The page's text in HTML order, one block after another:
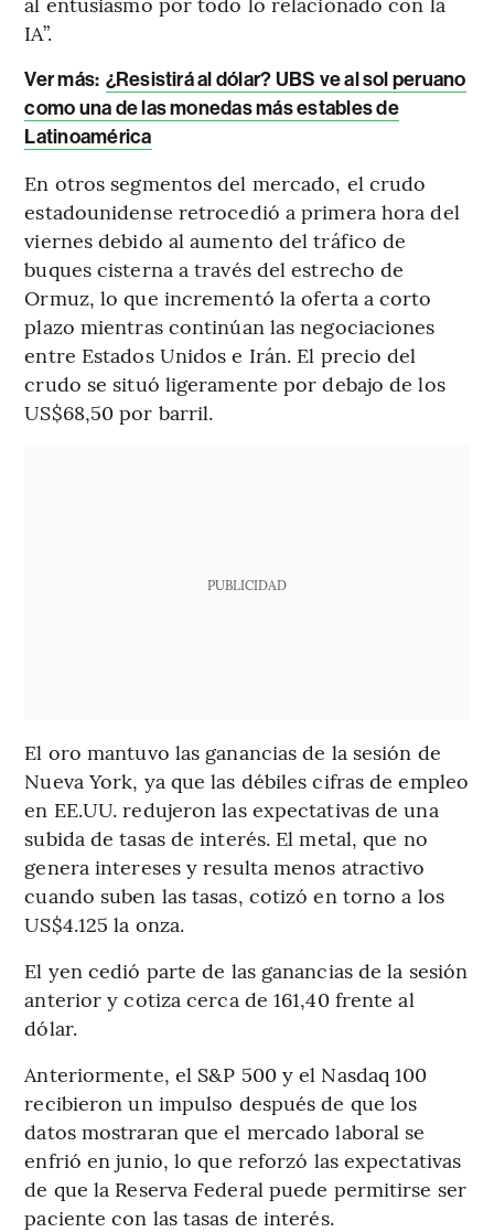
IA”.
Ver más: ¿Resistirá al dólar? UBS ve al sol peruano
como una de las monedas más estables de
Latinoamérica
En otros segmentos del mercado, el crudo
estadounidense retrocedió a primera hora del
viernes debido al aumento del tráfico de
buques cisterna a través del estrecho de
Ormuz, lo que incrementó la oferta a corto
plazo mientras continúan las negociaciones
entre Estados Unidos e Irán. El precio del
crudo se situó ligeramente por debajo de los
US$68,50 por barril.
PUBLICIDAD
El oro mantuvo las ganancias de la sesión de
Nueva York, ya que las débiles cifras de empleo
en EE.UU. redujeron las expectativas de una
subida de tasas de interés. El metal, que no
genera intereses y resulta menos atractivo
cuando suben las tasas, cotizó en torno a los
US$4.125 la onza.
El yen cedió parte de las ganancias de la sesión
anterior y cotiza cerca de 161,40 frente al
dólar.
Anteriormente, el S&P 500 y el Nasdaq 100
recibieron un impulso después de que los
datos mostraran que el mercado laboral se
enfrió en junio, lo que reforzó las expectativas
de que la Reserva Federal puede permitirse ser
paciente con las tasas de interés.